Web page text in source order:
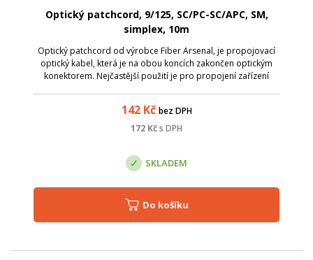
Optický patchcord, 9/125, SC/PC-SC/APC, SM,
simplex, 10m
Optický patchcord od výrobce Fiber Arsenal, je propojovací
optický kabel, která je na obou koncích zakončen optickým
konektorem. Nejčastější použití je pro propojení zařízení
142Kč bez DPH
172 Kčs DPH
SKLADEM
Do košíku